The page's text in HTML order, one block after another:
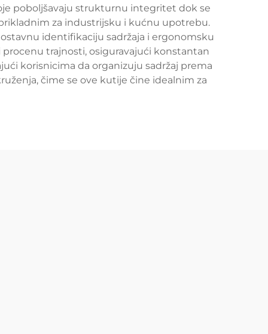
poboljšavaju strukturnu integritet dok se
za industrijsku i kućnu upotrebu.
identifikaciju sadržaja i ergonomsku
trajnosti, osiguravajući konstantan
korisnicima da organizuju sadržaj prema
čime se ove kutije čine idealnim za